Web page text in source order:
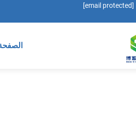
[email protected]